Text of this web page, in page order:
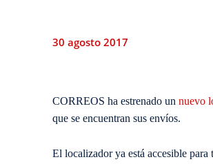
30 agosto 2017
CORREOS ha estrenado un nuevo
que se encuentran sus envíos.
El localizador ya está accesible